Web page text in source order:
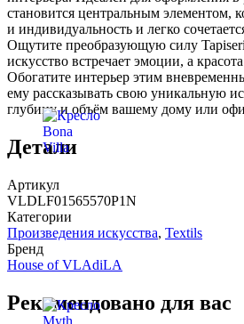
становится центральным элементом,
и индивидуальность и легко
Ощутите преобразующую силу
искусство встречает эмоции, а
Обогатите интерьер этим
ему рассказывать свою уникальную
глубину и объём вашему дому или
Детали
Артикул
VLDLF01565570P1N
Категории
Произведения искусства, Textils
Бренд
House of VLAdiLA
Рекомендовано для вас